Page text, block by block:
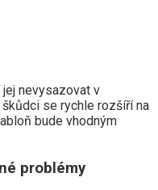
nevysazovat v
se rychle rozšíří na
bude vhodným
problémy